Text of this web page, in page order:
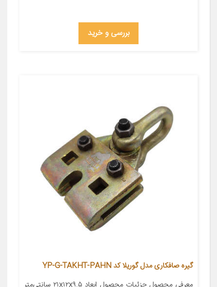
بررسی و خرید
گیره صافکاری مدل گوریلا کد YP-G-TAKHT-PAHN